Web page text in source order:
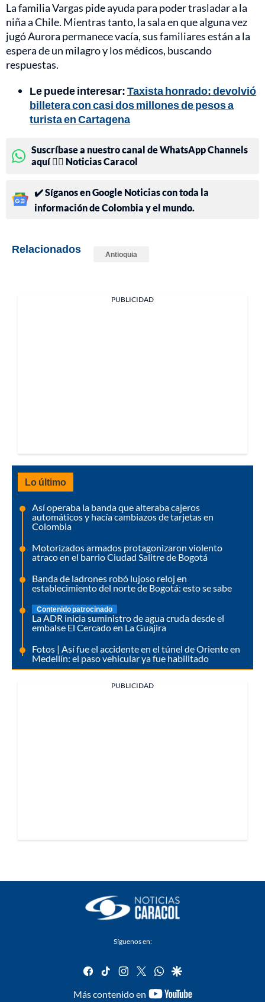
La familia Vargas pide ayuda para poder trasladar a la
niña a Chile. Mientras tanto, la sala en que alguna vez
jugó Aurora permanece vacía, sus familiares están a la
espera de un milagro y los médicos, buscando
respuestas.
Le puede interesar:Taxista honrado: devolvió
billetera con casi dos millones de pesos a
turista en Cartagena
Suscríbase a nuestro canal de WhatsApp Channels
aquí 👉🏻 Noticias Caracol
✔️ Síganos en Google Noticias con toda la
información de Colombia y el mundo.
Relacionados Antioquia
PUBLICIDAD
Lo último
Así operaba la banda que alteraba cajeros
automáticos y hacía cambiazos de tarjetas en
Colombia
Motorizados armados protagonizaron violento
atraco en el barrio Ciudad Salitre de Bogotá
Banda de ladrones robó lujoso reloj en
establecimiento del norte de Bogotá: esto se sabe
Contenido patrocinado
La ADR inicia suministro de agua cruda desde el
embalse El Cercado en La Guajira
Fotos | Así fue el accidente en el túnel de Oriente en
Medellín: el paso vehicular ya fue habilitado
PUBLICIDAD
Síguenos en:
facebook
tiktok instagram
twitterwhatsapp
google
Más contenido en
youtube-